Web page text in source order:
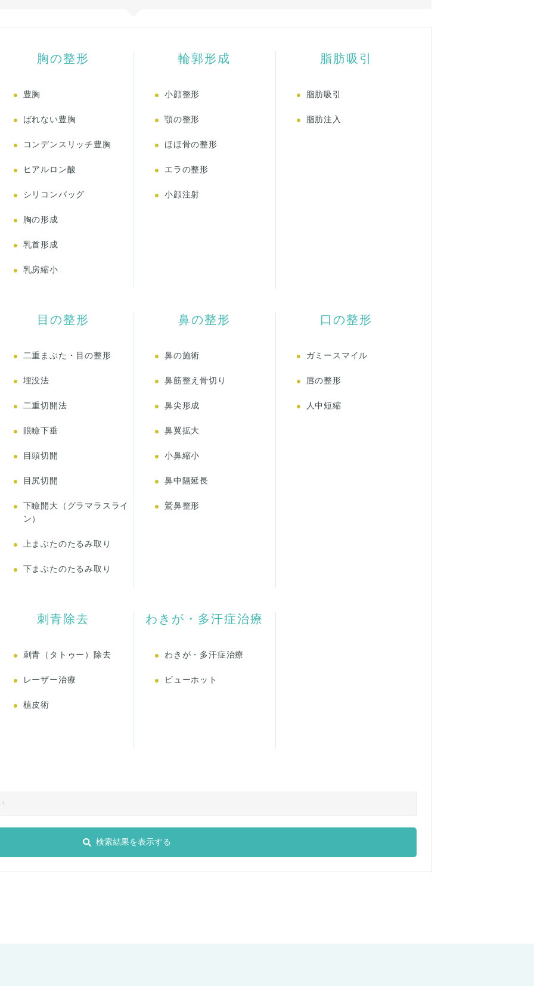
胸の整形
豊胸
ばれない豊胸
コンデンスリッチ豊胸
ヒアルロン酸
シリコンバッグ
胸の形成
乳首形成
乳房縮小
輪郭形成
小顔整形
顎の整形
ほほ骨の整形
エラの整形
小顔注射
脂肪吸引
脂肪吸引
脂肪注入
目の整形
二重まぶた・目の整形
埋没法
二重切開法
眼瞼下垂
目頭切開
目尻切開
下瞼開大（グラマラスライ
ン）
上まぶたのたるみ取り
下まぶたのたるみ取り
鼻の整形
鼻の施術
鼻筋整え骨切り
鼻尖形成
鼻翼拡大
小鼻縮小
鼻中隔延長
鷲鼻整形
口の整形
ガミースマイル
唇の整形
人中短縮
刺青除去
刺青（タトゥー）除去
レーザー治療
植皮術
わきが・多汗症治療
わきが・多汗症治療
ビューホット
検索結果を表示する